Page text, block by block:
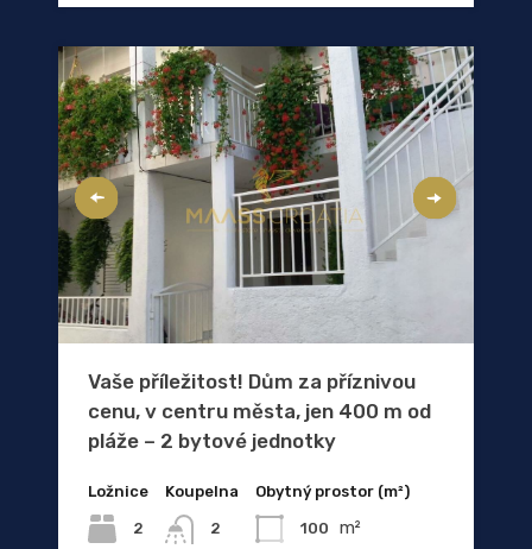
Vaše příležitost! Dům za příznivou
cenu, v centru města, jen 400 m od
pláže – 2 bytové jednotky
Ložnice
2
Koupelna
2
Obytný prostor (m²)
100 m²